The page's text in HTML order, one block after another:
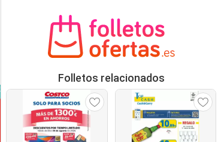
Folletos relacionados